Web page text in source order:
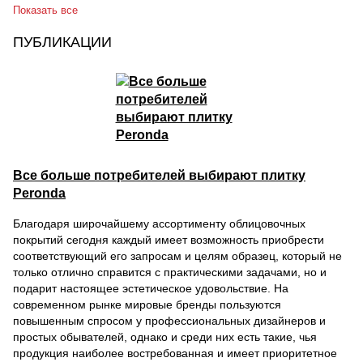
Показать все
ПУБЛИКАЦИИ
Все больше потребителей выбирают плитку
Peronda
Благодаря широчайшему ассортименту облицовочных
покрытий сегодня каждый имеет возможность приобрести
соответствующий его запросам и целям образец, который не
только отлично справится с практическими задачами, но и
подарит настоящее эстетическое удовольствие. На
современном рынке мировые бренды пользуются
повышенным спросом у профессиональных дизайнеров и
простых обывателей, однако и среди них есть такие, чья
продукция наиболее востребованная и имеет приоритетное